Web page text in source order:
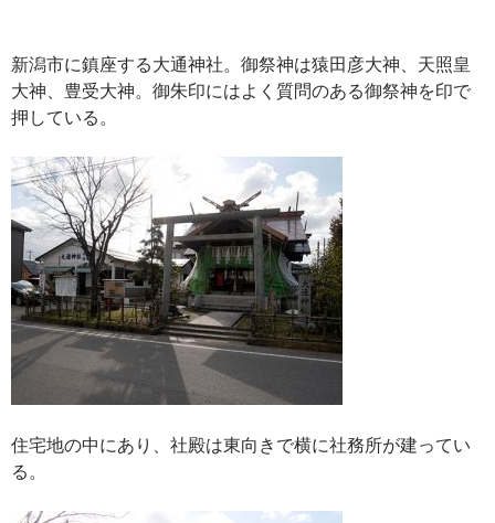
新潟市に鎮座する大通神社。御祭神は猿田彦大神、天照皇
大神、豊受大神。御朱印にはよく質問のある御祭神を印で
押している。
住宅地の中にあり、社殿は東向きで横に社務所が建ってい
る。